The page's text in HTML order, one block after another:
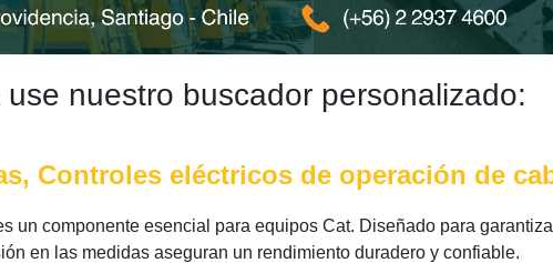
nuestro buscador personalizado:
Controles eléctricos de operación de
un componente esencial para equipos Cat. Diseñado para
en las medidas aseguran un rendimiento duradero y confiable.